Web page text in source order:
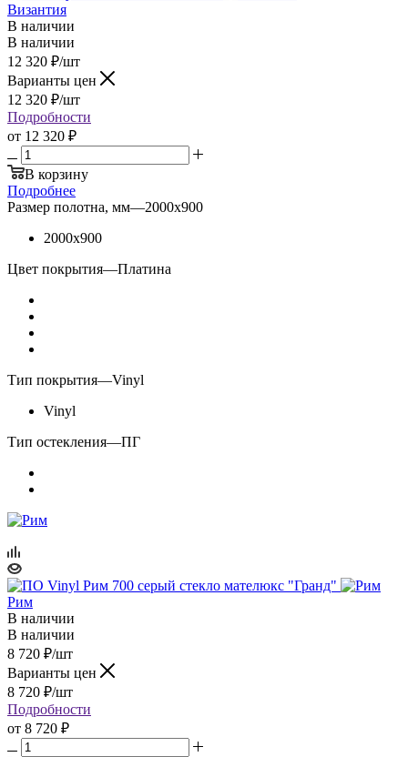
Византия
В наличии
В наличии
12 320 ₽/шт
Варианты цен
12 320 ₽/шт
Подробности
от 12 320 ₽
В корзину
Подробнее
Размер полотна, мм—2000x900
2000x900
Цвет покрытия—Платина
Тип покрытия—Vinyl
Vinyl
Тип остекления—ПГ
Рим
В наличии
В наличии
8 720 ₽/шт
Варианты цен
8 720 ₽/шт
Подробности
от 8 720 ₽